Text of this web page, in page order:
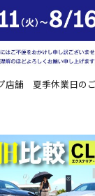
店舗 夏季休業日の